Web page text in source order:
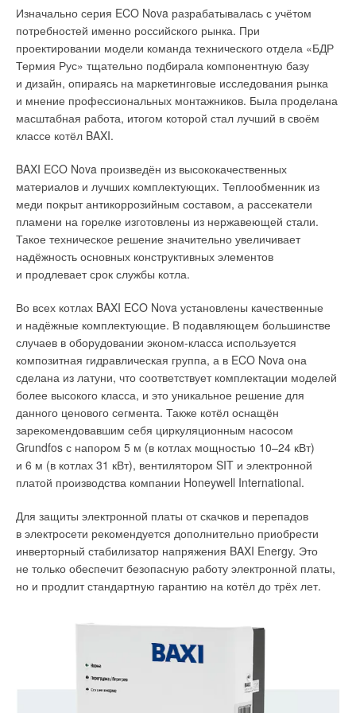
Изначально серия ECO Nova разрабатывалась с учётом
потребностей именно российского рынка. При
проектировании модели команда технического отдела «БДР
Термия Рус» тщательно подбирала компонентную базу
и дизайн, опираясь на маркетинговые исследования рынка
и мнение профессиональных монтажников. Была проделана
масштабная работа, итогом которой стал лучший в своём
классе котёл BAXI.
BAXI ECO Nova произведён из высококачественных
материалов и лучших комплектующих. Теплообменник из
меди покрыт антикоррозийным составом, а рассекатели
пламени на горелке изготовлены из нержавеющей стали.
Такое техническое решение значительно увеличивает
надёжность основных конструктивных элементов
и продлевает срок службы котла.
Во всех котлах BAXI ECO Nova установлены качественные
и надёжные комплектующие. В подавляющем большинстве
случаев в оборудовании эконом-класса используется
композитная гидравлическая группа, а в ECO Nova она
сделана из латуни, что соответствует комплектации моделей
более высокого класса, и это уникальное решение для
данного ценового сегмента. Также котёл оснащён
зарекомендовавшим себя циркуляционным насосом
Grundfos с напором 5 м (в котлах мощностью 10–24 кВт)
и 6 м (в котлах 31 кВт), вентилятором SIT и электронной
платой производства компании Honeywell International.
Для защиты электронной платы от скачков и перепадов
в электросети рекомендуется дополнительно приобрести
инверторный стабилизатор напряжения BAXI Energy. Это
не только обеспечит безопасную работу электронной платы,
но и продлит стандартную гарантию на котёл до трёх лет.
Сделано в тепловой столице России
Первая очередь завода «Тепловое оборудование» запущена
в 2007 году, вторая — в 2010-м, третья введена
в эксплуатацию в 2016 году. Для проектирования
и строительства завода привлекалась группа ведущих
экспертов с мировым опытом.
Общая площадь завода — 60 тыс. м². Высокий 90%-й
уровень автоматизации технологических процессов
обеспечивает высокую среднюю скорость изготовления
продукции — четыре единицы в минуту, то есть каждые 15
секунд с тосненского конвейера сходит новый
водонагреватель.
Тосненский завод удостоен множества наград, среди
которых почётное место занимает специальный знак
качества «Сделано в Ленинградской области». Дважды,
в 2020 и 2022 годах, тосненское «Тепловое оборудование»
Роботизированная сварка теплообменника на заводе
GEFFEN
Суммарная тепловая мощность установленных на текущий
момент в России и странах СНГ конденсационных котлов
с конденсационными котлами GEFFEN применяются
на таких объектах, как многоквартирные жилые дома,
гостиницы, складские здания, агропромышленные
комплексы, коммерческая недвижимость различного
назначения.
Аргументы в пользу российских конденсационных напольных
котлов GEFFEN:
теплообменник из нержавеющей стали 12×18Н10Т;
горелка, газовый клапан и автоматика уже в комплекте;
погодозависимая автоматика;
плавная модуляция котла (20–100%);
чертежи 2D, 3D, BIM;
бесшумная работа;
высокая экологичность при работе (выбросы NOx—
менее 46 мг/ кВт·ч, СО — менее 161 мг/ кВт·ч).
Что такое гидрострелка?
Для распределения тепловой энергии, переносимой
теплоносителем, по сложной разветвлённой системе
отопления, включающей несколько циркуляционных
гидравлический разделитель (гидрострелка). Устройство
представляет собой ёмкость определённого объёма (корпус
может быть круглого или прямоугольного сечения)
с ответвлениями (патрубками). Как правило, гидрострелка
устанавливается вертикально и оборудуется двумя
дополнительными трубками — в основании и на вершине.
в системе воздух (который снижает долговечность
оборудования), а нижняя трубка даёт возможность удалить
загрязнения (осадок, механические примеси, ржавчина
и т. д.), которые обязательно образуются при эксплуатации
системы.
Нехитрая конструкция гидрострелки позволяет выравнивать
параметры теплоносителя на прямой и обратной линиях.
Для высокой эффективности работы системы
гидравлический разделитель должен подбираться
на основании тщательного расчёта, учитывающего
Некоторых заказчиков и даже отдельных профессионалов
нашей отрасли (проектировщиков и монтажников)
интересует вопрос: «А нужна ли гидрострелка в системе
вообще?»
Простейшую систему отопления с принудительной
циркуляцией упрощённо можно представить себе как котёл,
вырабатывающий тепловую энергию, радиатор (потребитель
энергии) и циркуляционный насос, обеспечивающий